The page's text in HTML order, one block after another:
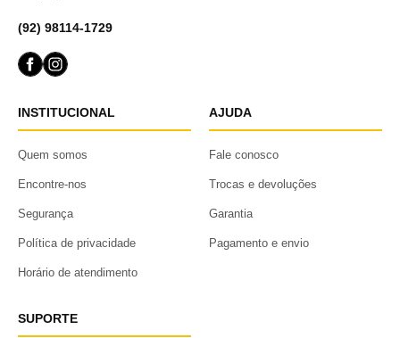
(92) 98114-1729
INSTITUCIONAL
Quem somos
Encontre-nos
Segurança
Política de privacidade
Horário de atendimento
AJUDA
Fale conosco
Trocas e devoluções
Garantia
Pagamento e envio
SUPORTE